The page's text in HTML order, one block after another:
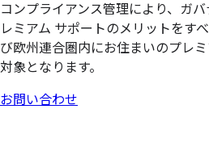
コンプライアンス管理により、ガ
レミアム サポートのメリットをす
び欧州連合圏内にお住まいのプレ
対象となります。
お問い合わせ